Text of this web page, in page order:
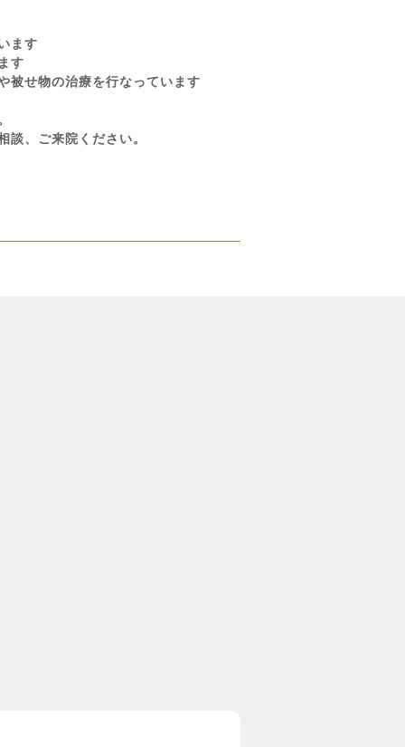
ます
す
被せ物の治療を行なっています
、ご来院ください。